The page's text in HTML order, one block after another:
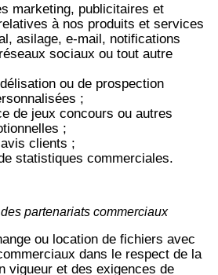
marketing, publicitaires et
à nos produits et services
asilage, e-mail, notifications
sociaux ou tout autre
ou de prospection
;
de jeux concours ou autres
;
clients ;
statistiques commerciales.
partenariats commerciaux
ou location de fichiers avec
dans le respect de la
vigueur et des exigences de